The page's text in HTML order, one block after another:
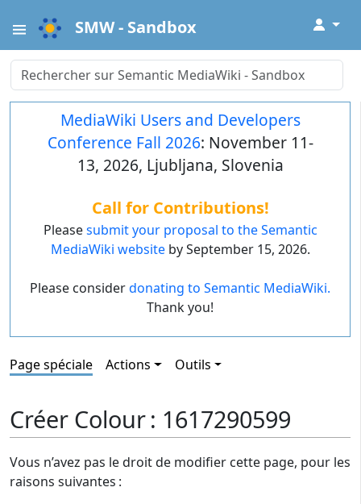
SMW - Sandbox ↓
MediaWiki Users and Developers
Conference Fall 2026: November 11-
13, 2026, Ljubljana, Slovenia
Call for Contributions!
Pleasesubmit your proposal to the Semantic
MediaWiki websiteby September 15, 2026.
Please considerdonating to Semantic MediaWiki.
Thank you!
Page spéciale Actions Outils
Créer Colour : 1617290599
Vous n’avez pas le droit de modifier cette page, pour les
raisons suivantes :